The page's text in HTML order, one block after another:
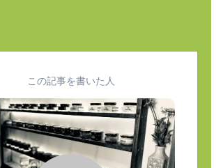
この記事を書いた人